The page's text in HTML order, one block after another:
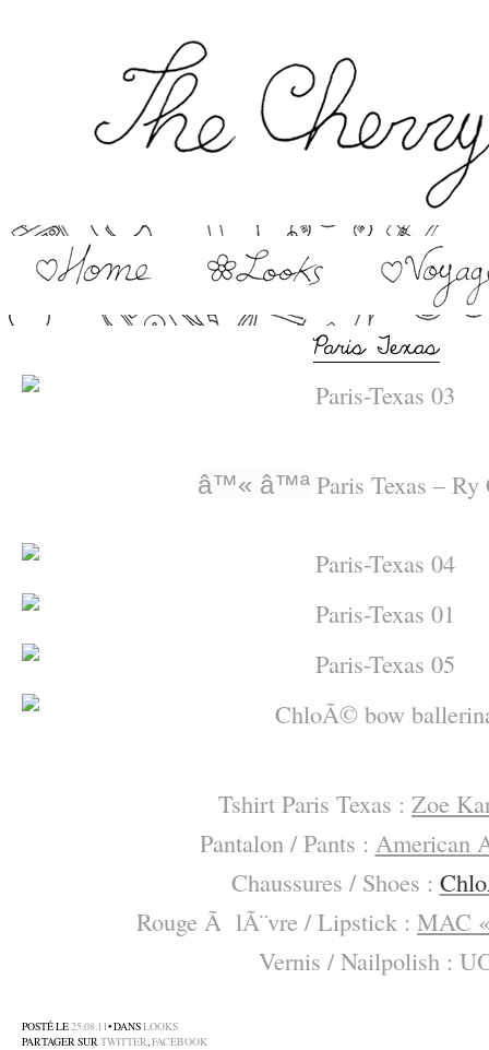
â™« â™ª Paris Texas – Ry
Tshirt Paris Texas : Zoe
Pantalon / Pants : American
Chaussures / Shoes :
Rouge Ã lÃ¨vre / Lipstick : MAC
Vernis / Nailpolish :
POSTÉ LE25.08.11• DANSLOOKS
PARTAGER SURTWITTER,FACEBOOK